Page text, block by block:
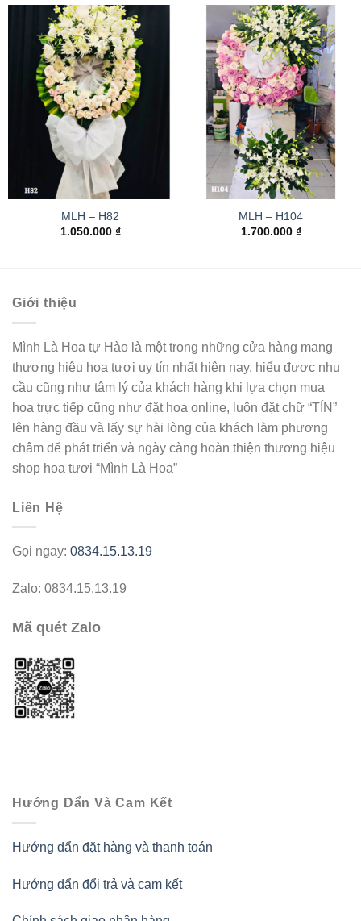
MLH – H82
1.050.000 ₫
MLH – H104
1.700.000 ₫
Giới thiệu
Mình Là Hoa tự Hào là một trong những cửa hàng mang
thương hiệu hoa tươi uy tín nhất hiện nay. hiểu được nhu
cầu cũng như tâm lý của khách hàng khi lựa chọn mua
hoa trực tiếp cũng như đặt hoa online, luôn đặt chữ “TÍN”
lên hàng đầu và lấy sự hài lòng của khách làm phương
châm để phát triển và ngày càng hoàn thiện thương hiệu
shop hoa tươi “Mình Là Hoa”
Liên Hệ
Gọi ngay: 0834.15.13.19
Zalo: 0834.15.13.19
Mã quét Zalo
Hướng Dẩn Và Cam Kết
Hướng dẩn đặt hàng và thanh toán
Hướng dẩn đổi trả và cam kết